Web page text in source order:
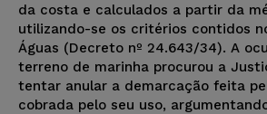
da costa e calculados a partir da
utilizando-se os critérios contidos
Águas (Decreto nº 24.643/34). A
terreno de marinha procurou a
tentar anular a demarcação feita
cobrada pelo seu uso,